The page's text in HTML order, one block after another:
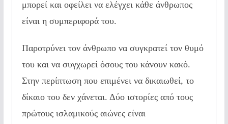
μπορεί και οφείλει να ελέγχει κάθε άνθρωπος
είναι η συμπεριφορά του.
Παροτρύνει τον άνθρωπο να συγκρατεί τον θυμό
του και να συγχωρεί όσους του κάνουν κακό.
Στην περίπτωση που επιμένει να δικαιωθεί, το
δίκαιο του δεν χάνεται. Δύο ιστορίες από τους
πρώτους ισλαμικούς αιώνες είναι